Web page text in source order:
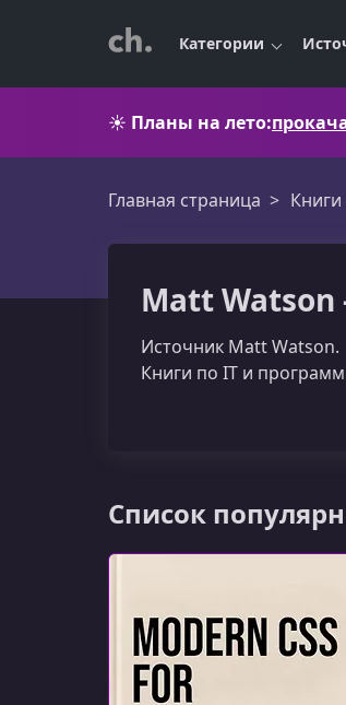
Категории
☀️ Планы на лето:
Главная страница
Matt Watson
Источник Matt Watson.
Книги по IT и
Список